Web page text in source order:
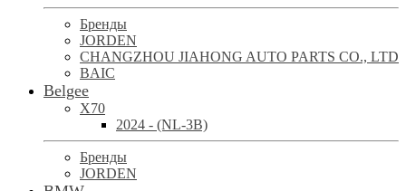
Бренды
JORDEN
CHANGZHOU JIAHONG AUTO PARTS CO., LTD
BAIC
Belgee
X70
2024 - (NL-3B)
Бренды
JORDEN